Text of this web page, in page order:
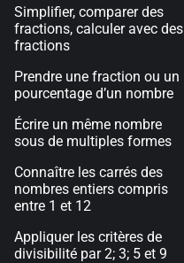
Simplifier, comparer des
fractions, calculer avec des
fractions
Prendre une fraction ou un
pourcentage d’un nombre
Écrire un même nombre
sous de multiples formes
Connaître les carrés des
nombres entiers compris
entre 1 et 12
Appliquer les critères de
divisibilité par 2; 3; 5 et 9